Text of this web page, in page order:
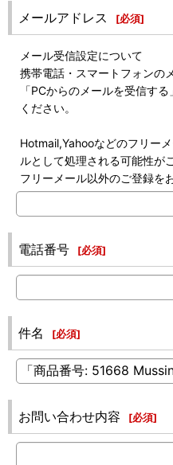
メールアドレス [必須]
メール受信設定について
携帯電話・スマートフォンの
「PCからのメールを受信す
ください。
Hotmail,Yahooなどのフリー
ルとして処理される可能性が
フリーメール以外のご登録を
電話番号 [必須]
件名 [必須]
お問い合わせ内容 [必須]